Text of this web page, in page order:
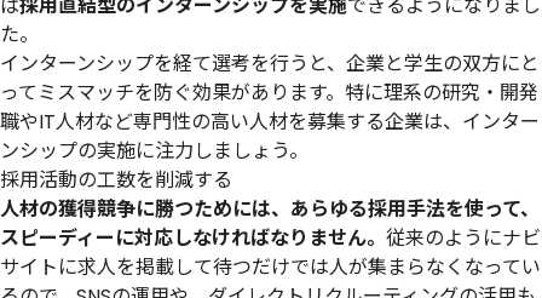
ば採用直結型のインターンシップを実施できるようになりまし
た。
インターンシップを経て選考を行うと、企業と学生の双方にと
ってミスマッチを防ぐ効果があります。特に理系の研究・開発
職やIT人材など専門性の高い人材を募集する企業は、インター
ンシップの実施に注力しましょう。
採用活動の工数を削減する
人材の獲得競争に勝つためには、あらゆる採用手法を使って、
スピーディーに対応しなければなりません。 従来のようにナビ
サイトに求人を掲載して待つだけでは人が集まらなくなってい